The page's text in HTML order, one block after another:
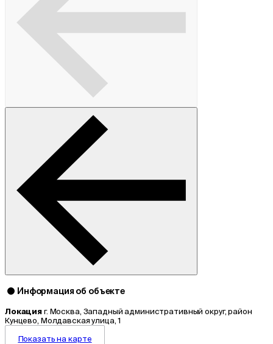
Информация об объекте
Локация г. Москва, Западный административный округ, район
Кунцево, Молдавская улица, 1
Показать на карте